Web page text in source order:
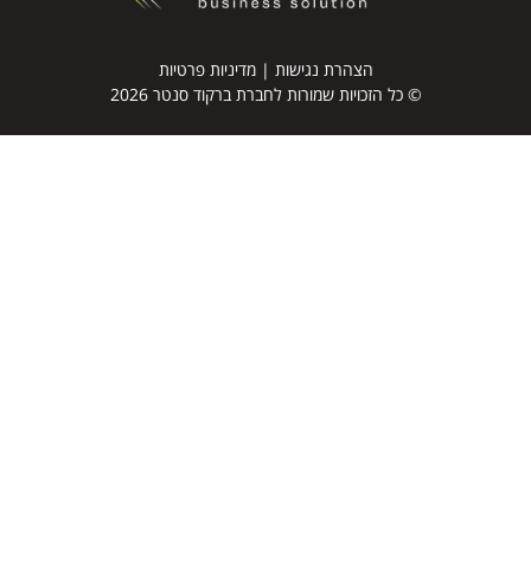
הצהרת נגישות |מדיניות פרטיות
© כל הזכויות שמורות לחברת ברקוד סנטר 2026